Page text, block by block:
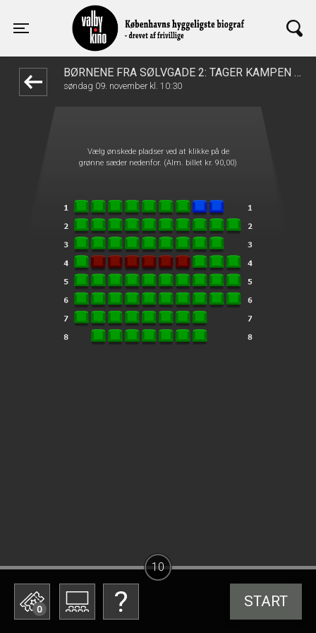
Toggle navigation
Valby Kino
BØRNENE FRA SØLVGADE 2: TAGER KAMPEN OP
søndag 09. november kl. 10:30
Vælg ønskede pladser ved at klikke på de
grønne sæder nedenfor. (Alm. billet kr. 90,00)
0 START
10
1step-front02 104017